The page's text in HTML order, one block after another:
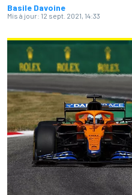
Basile Davoine
Mis à jour: 12 sept. 2021, 14:33